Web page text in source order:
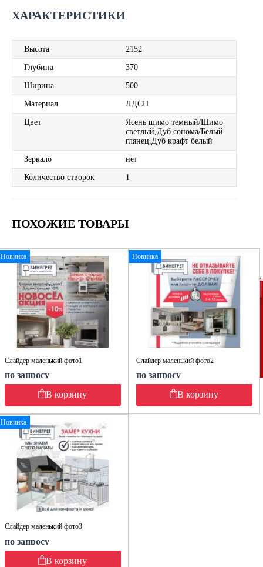
ХАРАКТЕРИСТИКИ
Высота 2152
Глубина 370
Ширина 500
Материал ЛДСП
Цвет
Ясень шимо темный/Шимо
светлый,Дуб сонома/Белый
глянец,Дуб крафт белый
Зеркало нет
Количество створок 1
ПОХОЖИЕ ТОВАРЫ
Новинка
Слайдер маленький фото1
по запросу
В корзину
Новинка
Слайдер маленький фото2
по запросу
В корзину
Новинка
Слайдер маленький фото3
по запросу
В корзину